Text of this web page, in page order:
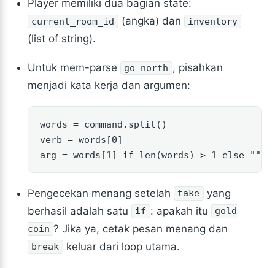
Player memiliki dua bagian state:
current_room_id (angka) dan inventory
(list of string).
Untuk mem-parse go north , pisahkan
menjadi kata kerja dan argumen:
words = command.split()
verb = words[0]
arg = words[1] if len(words) > 1 else ""
Pengecekan menang setelah take
yang
berhasil adalah satu
if : apakah itu
gold
coin ? Jika ya, cetak pesan menang dan
break keluar dari loop utama.